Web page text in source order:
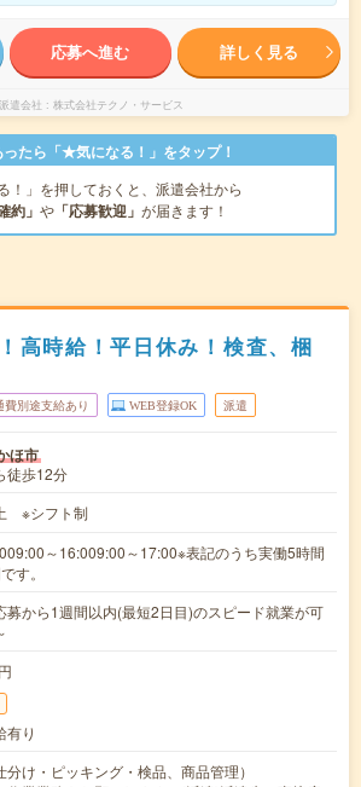
応募へ進む 詳しく見る
派遣会社 株式会社テクノ・サービス
たら「★気になる！」をタップ！
！」を押しておくと、派遣会社から
約」 や 「応募歓迎」 が届きます！
高時給！平日休み！検査、梱
費別途支給あり WEB登録OK 派遣
ほ市
徒歩12分
※シフト制
～16:009:00～17:00※表記のうち実働5時間
す。
募から1週間以内(最短2日目)のスピード就業が可
有り
分け・ピッキング・検品、商品管理）